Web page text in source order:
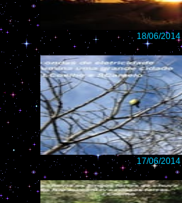
18/06/2014
17/06/2014